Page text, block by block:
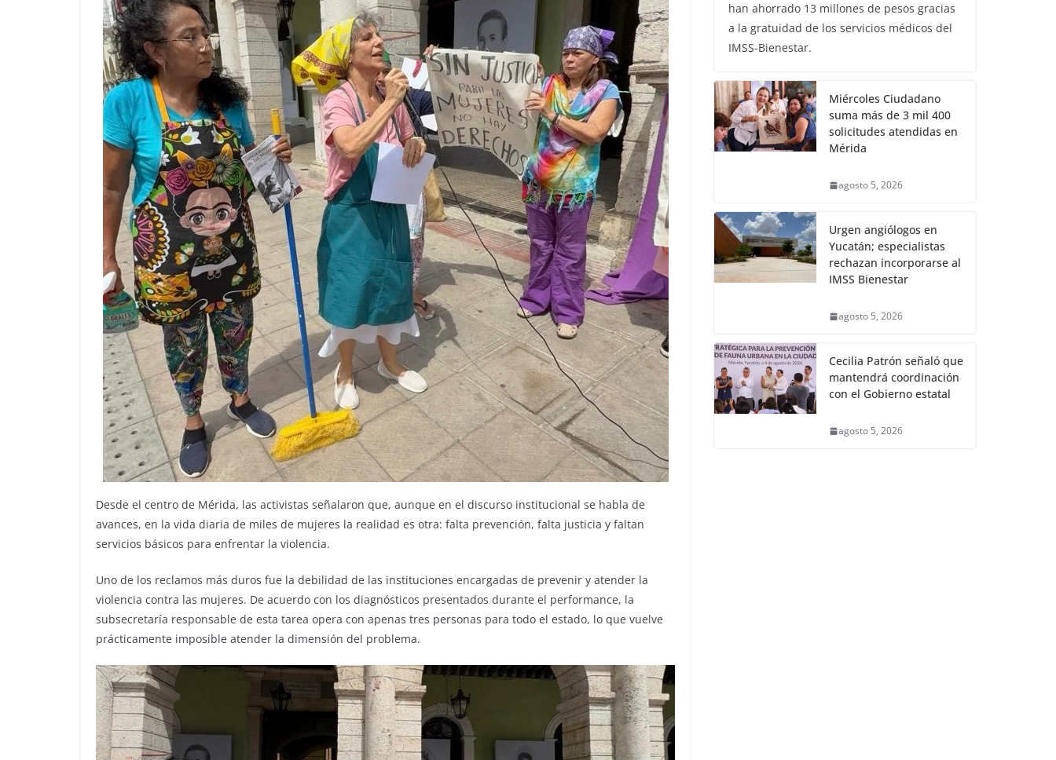
Desde el centro de Mérida, las activistas señalaron que, aunque en el discurso institucional se habla de
avances, en la vida diaria de miles de mujeres la realidad es otra: falta prevención, falta justicia y faltan
servicios básicos para enfrentar la violencia.
Uno de los reclamos más duros fue la debilidad de las instituciones encargadas de prevenir y atender la
violencia contra las mujeres. De acuerdo con los diagnósticos presentados durante el performance, la
subsecretaría responsable de esta tarea opera con apenas tres personas para todo el estado, lo que vuelve
prácticamente imposible atender la dimensión del problema.
han ahorrado 13 millones de pesos gracias
a la gratuidad de los servicios médicos del
IMSS-Bienestar.
Miércoles Ciudadano
suma más de 3 mil 400
solicitudes atendidas en
Mérida
agosto 5, 2026
Urgen angiólogos en
Yucatán; especialistas
rechazan incorporarse al
IMSS Bienestar
agosto 5, 2026
Cecilia Patrón señaló que
mantendrá coordinación
con el Gobierno estatal
agosto 5, 2026